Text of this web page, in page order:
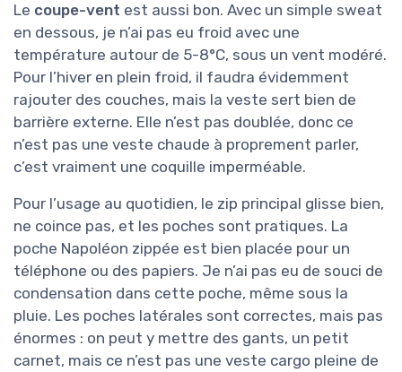
Le coupe-vent est aussi bon. Avec un simple sweat
en dessous, je n’ai pas eu froid avec une
température autour de 5-8°C, sous un vent modéré.
Pour l’hiver en plein froid, il faudra évidemment
rajouter des couches, mais la veste sert bien de
barrière externe. Elle n’est pas doublée, donc ce
n’est pas une veste chaude à proprement parler,
c’est vraiment une coquille imperméable.
Pour l’usage au quotidien, le zip principal glisse bien,
ne coince pas, et les poches sont pratiques. La
poche Napoléon zippée est bien placée pour un
téléphone ou des papiers. Je n’ai pas eu de souci de
condensation dans cette poche, même sous la
pluie. Les poches latérales sont correctes, mais pas
énormes : on peut y mettre des gants, un petit
carnet, mais ce n’est pas une veste cargo pleine de